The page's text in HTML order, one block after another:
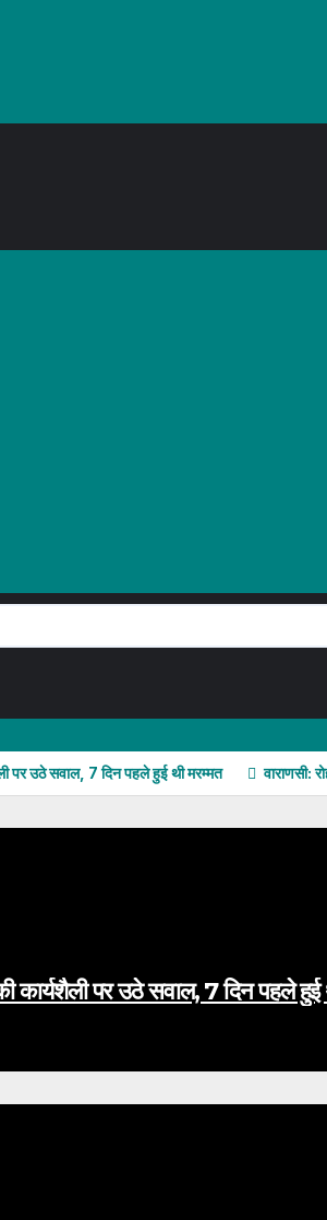
पर उठे सवाल, 7 दिन पहले हुई थी मरम्मत वाराणसी:
पर उठे सवाल, 7 दिन पहले हुई